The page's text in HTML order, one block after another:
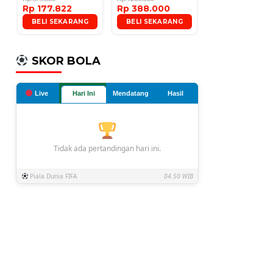
Rp 177.822
BELI SEKARANG
Microphone
Rp 388.000
BELI SEKARANG
SKOR BOLA
Live Hari Ini Mendatang Hasil
Tidak ada pertandingan hari ini.
Piala Dunia FIFA 04.50 WIB